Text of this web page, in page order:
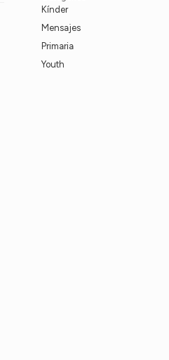
Kínder
Mensajes
Primaria
Youth